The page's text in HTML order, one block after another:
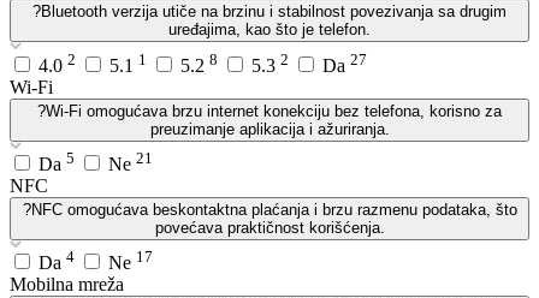
?Bluetooth verzija utiče na brzinu i stabilnost povezivanja sa drugim
uređajima, kao što je telefon.
4.0 2 5.1 1 5.2 8 5.3 2 Da 27
Wi-Fi
?Wi-Fi omogućava brzu internet konekciju bez telefona, korisno za
preuzimanje aplikacija i ažuriranja.
Da 5 Ne 21
NFC
?NFC omogućava beskontaktna plaćanja i brzu razmenu podataka, što
povećava praktičnost korišćenja.
Da 4 Ne 17
Mobilna mreža